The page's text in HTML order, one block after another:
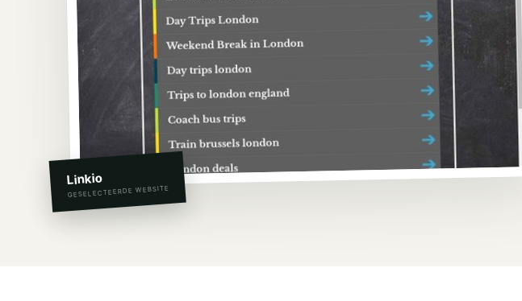
Linkio
GESELECTEERDE WEBSITE